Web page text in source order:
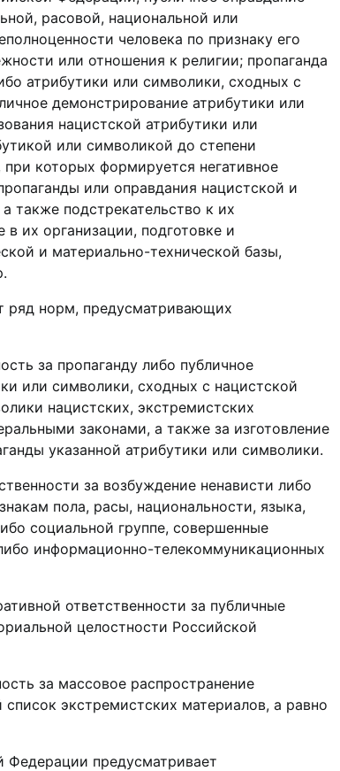
расовой, национальной или
человека по признаку его
или отношения к религии; пропаганда
атрибутики или символики, сходных с
демонстрирование атрибутики или
нацистской атрибутики или
или символикой до степени
которых формируется негативное
или оправдания нацистской и
также подстрекательство к их
их организации, подготовке и
и материально-технической базы,
ряд норм, предусматривающих
за пропаганду либо публичное
или символики, сходных с нацистской
нацистских, экстремистских
законами, а также за изготовление
указанной атрибутики или символики.
за возбуждение ненависти либо
пола, расы, национальности, языка,
социальной группе, совершенные
информационно-телекоммуникационных
ответственности за публичные
целостности Российской
за массовое распространение
экстремистских материалов, а равно
Федерации предусматривает